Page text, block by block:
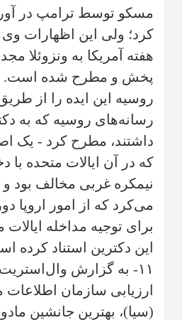
کرد؛ ولی این اظهارات
هفته آمریکا به ونزوئلا
پخش و مطرح شده است.
روسیه این ایده را از
رسانه‌های روسیه که به
داشتند، مطرح کرد - یک
که در آن ایالات متحده با
نیمکره غربی مخالف بود
می‌کرد که از امور اروپا
برای توجیه مداخله ایالات
این دکترین استناد کرده
۱۱- به گزارش
ارزیابی سازمان اطلاعات
(سیا)، بهترین جانشین